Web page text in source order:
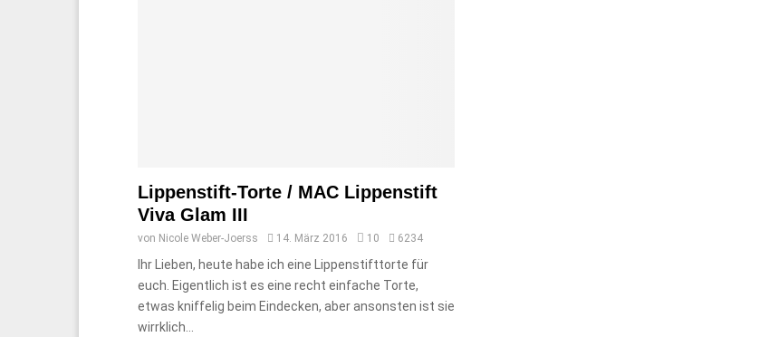
Lippenstift-Torte / MAC Lippenstift
Viva Glam III
von Nicole Weber-Joerss 14. März 2016 10 6234
Ihr Lieben, heute habe ich eine Lippenstifttorte für
euch. Eigentlich ist es eine recht einfache Torte,
etwas kniffelig beim Eindecken, aber ansonsten ist sie
wirrklich...